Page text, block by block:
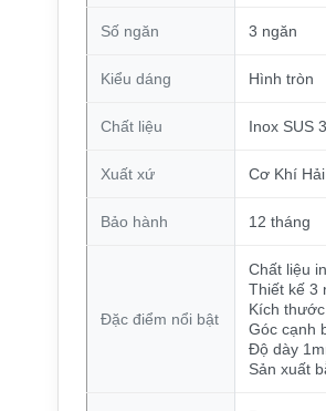
Số ngăn 3 ngăn
Kiểu dáng Hình tròn
Chất liệu Inox SUS
Xuất xứ Cơ Khí
Bảo hành 12 tháng
Đặc điểm nổi bật
Chất liệu
Thiết kế 3
Kích
Góc cạnh
Độ dày
Sản xuất